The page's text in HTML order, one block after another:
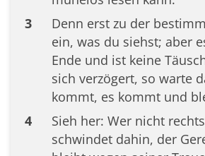
3
Denn erst zu der
ein, was du siehst; aber
Ende und ist keine
sich verzögert, so warte
kommt, es kommt und
4
Sieh her: Wer nicht
schwindet dahin, der